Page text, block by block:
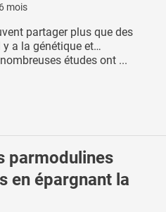
mois
partager plus que des
a la génétique et…
études ont ...
parmodulines
en épargnant la